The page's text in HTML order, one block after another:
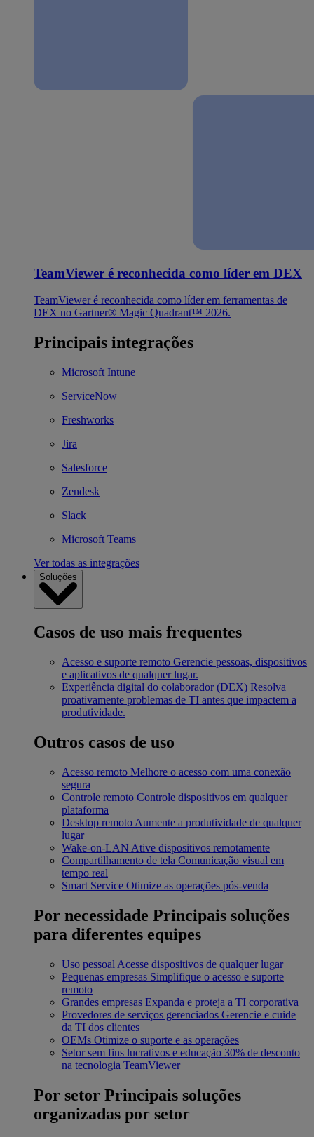
TeamViewer é reconhecida como líder em DEX
TeamViewer é reconhecida como líder em ferramentas de
DEX no Gartner® Magic Quadrant™ 2026.
Principais integrações
Microsoft Intune
ServiceNow
Freshworks
Jira
Salesforce
Zendesk
Slack
Microsoft Teams
Ver todas as integrações
Soluções
Casos de uso mais frequentes
Acesso e suporte remoto Gerencie pessoas, dispositivos
e aplicativos de qualquer lugar.
Experiência digital do colaborador (DEX) Resolva
proativamente problemas de TI antes que impactem a
produtividade.
Outros casos de uso
Acesso remoto Melhore o acesso com uma conexão
segura
Controle remoto Controle dispositivos em qualquer
plataforma
Desktop remoto Aumente a produtividade de qualquer
lugar
Wake-on-LAN Ative dispositivos remotamente
Compartilhamento de tela Comunicação visual em
tempo real
Smart Service Otimize as operações pós-venda
Por necessidade Principais soluções
para diferentes equipes
Uso pessoal Acesse dispositivos de qualquer lugar
Pequenas empresas Simplifique o acesso e suporte
remoto
Grandes empresas Expanda e proteja a TI corporativa
Provedores de serviços gerenciados Gerencie e cuide
da TI dos clientes
OEMs Otimize o suporte e as operações
Setor sem fins lucrativos e educação 30% de desconto
na tecnologia TeamViewer
Por setor Principais soluções
organizadas por setor